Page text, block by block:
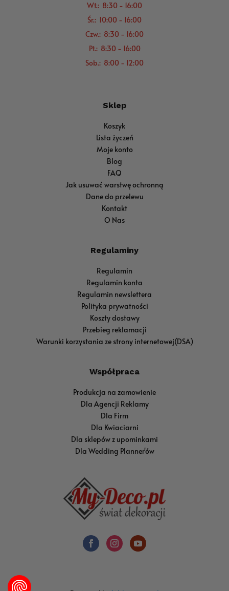
Wt.: 8:30 - 16:00
Śr.: 10:00 - 16:00
Czw.: 8:30 - 16:00
Pt.: 8:30 - 16:00
Sob.: 8:00 - 12:00
Sklep
Koszyk
Lista życzeń
Moje konto
Blog
FAQ
Jak usuwać warstwę ochronną
Dane do przelewu
Kontakt
O Nas
Regulaminy
Regulamin
Regulamin konta
Regulamin newslettera
Polityka prywatności
Koszty dostawy
Przebieg reklamacji
Warunki korzystania ze strony internetowej(DSA)
Współpraca
Produkcja na zamowienie
Dla Agencji Reklamy
Dla Firm
Dla Kwiaciarni
Dla sklepów z upominkami
Dla Wedding Planner'ów